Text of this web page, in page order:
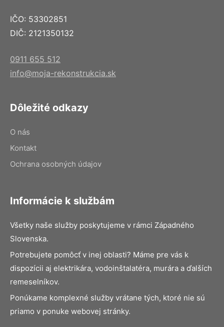
IČO: 53302851
DIČ: 2121350132
0911 655 512
info@moja-rekonstrukcia.sk
Dôležité odkazy
O nás
Kontakt
Ochrana osobných údajov
Informácie k službám
Všetky naše služby poskytujeme v rámci Západného
Slovenska.
Potrebujete pomôcť v inej oblasti? Máme pre vás k
dispozícii aj elektrikára, vodoinštalatéra, murára a ďalších
remeselníkov.
Ponúkame komplexné služby vrátane tých, ktoré nie sú
priamo v ponuke webovej stránky.